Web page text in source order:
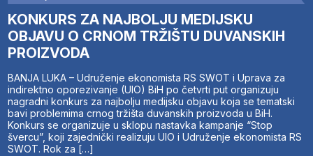
KONKURS ZA NAJBOLJU MEDIJSKU
OBJAVU O CRNOM TRŽIŠTU DUVANSKIH
PROIZVODA
BANJA LUKA – Udruženje ekonomista RS SWOT i Uprava za
indirektno oporezivanje (UIO) BiH po četvrti put organizuju
nagradni konkurs za najbolju medijsku objavu koja se tematski
bavi problemima crnog tržišta duvanskih proizvoda u BiH.
Konkurs se organizuje u sklopu nastavka kampanje “Stop
švercu”, koji zajednički realizuju UIO i Udruženje ekonomista RS
SWOT. Rok za […]